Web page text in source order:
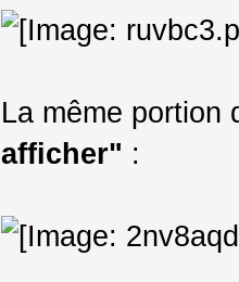
La même
afficher" :